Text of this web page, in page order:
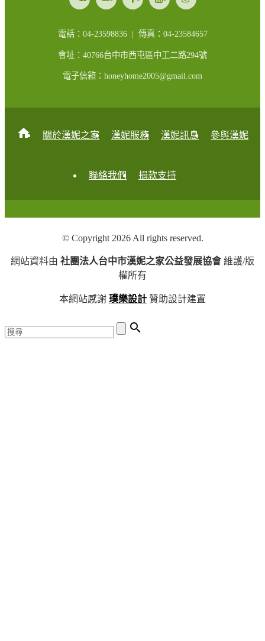
電話：04-23598836 | 傳真：04-23584657
會址：40766台中市西屯區中工二路294號
電子信箱：honeyhome2005@gmail.com
home 關於漢妮之家 漢妮服務 漢妮訊息 參與漢妮
聯絡我們 捐款支持
© Copyright 2026 All rights reserved.
網站資料由 社團法人台中市漢妮之家公益發展協會維護/版
權所有
本網站感謝 璞樂設計 贊助設計建置
